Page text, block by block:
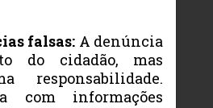
reivindicação de
orientações
falsas: A denúncia
do cidadão, mas
responsabilidade.
com informações